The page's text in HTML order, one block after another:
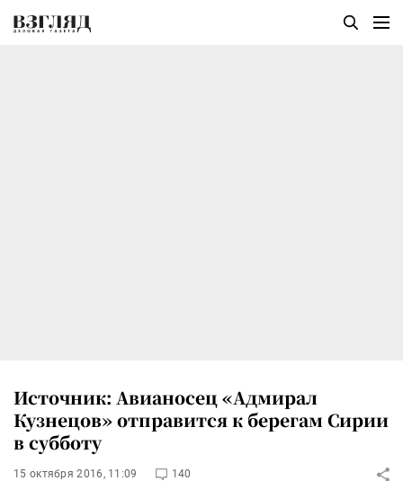
Источник: Авианосец «Адмирал
Кузнецов» отправится к берегам Сирии
в субботу
15 октября 2016, 11:09 140